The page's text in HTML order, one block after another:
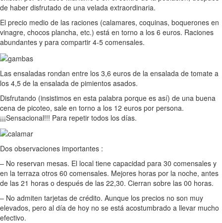
de haber disfrutado de una velada extraordinaria.
El precio medio de las raciones (calamares, coquinas, boquerones en
vinagre, chocos plancha, etc.) está en torno a los 6 euros. Raciones
abundantes y para compartir 4-5 comensales.
Las ensaladas rondan entre los 3,6 euros de la ensalada de tomate a
los 4,5 de la ensalada de pimientos asados.
Disfrutando (insistimos en esta palabra porque es así) de una buena
cena de picoteo, sale en torno a los 12 euros por persona.
¡¡¡Sensacional!!! Para repetir todos los días.
Dos observaciones importantes :
– No reservan mesas. El local tiene capacidad para 30 comensales y
en la terraza otros 60 comensales. Mejores horas por la noche, antes
de las 21 horas o después de las 22,30. Cierran sobre las 00 horas.
– No admiten tarjetas de crédito. Aunque los precios no son muy
elevados, pero al día de hoy no se está acostumbrado a llevar mucho
efectivo.